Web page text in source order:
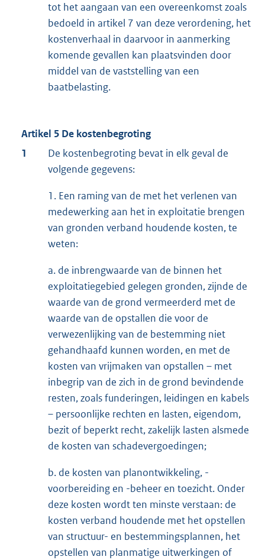
tot het aangaan van een overeenkomst zoals
bedoeld in artikel 7 van deze verordening, het
kostenverhaal in daarvoor in aanmerking
komende gevallen kan plaatsvinden door
middel van de vaststelling van een
baatbelasting.
Artikel 5 De kostenbegroting
1
De kostenbegroting bevat in elk geval de
volgende gegevens:
1. Een raming van de met het verlenen van
medewerking aan het in exploitatie brengen
van gronden verband houdende kosten, te
weten:
a. de inbrengwaarde van de binnen het
exploitatiegebied gelegen gronden, zijnde de
waarde van de grond vermeerderd met de
waarde van de opstallen die voor de
verwezenlijking van de bestemming niet
gehandhaafd kunnen worden, en met de
kosten van vrijmaken van opstallen – met
inbegrip van de zich in de grond bevindende
resten, zoals funderingen, leidingen en kabels
– persoonlijke rechten en lasten, eigendom,
bezit of beperkt recht, zakelijk lasten alsmede
de kosten van schadevergoedingen;
b. de kosten van planontwikkeling, -
voorbereiding en -beheer en toezicht. Onder
deze kosten wordt ten minste verstaan: de
kosten verband houdende met het opstellen
van structuur- en bestemmingsplannen, het
opstellen van planmatige uitwerkingen of